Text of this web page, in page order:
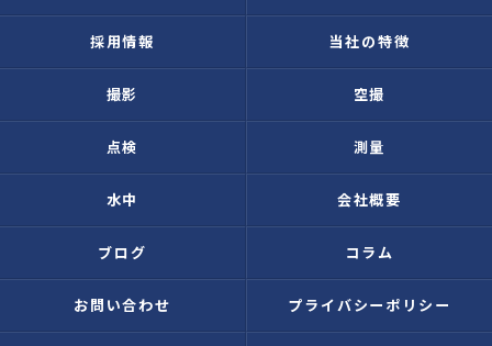
採用情報 当社の特徴
撮影 空撮
点検 測量
水中 会社概要
ブログ コラム
お問い合わせ プライバシーポリシー